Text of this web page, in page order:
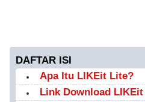
DAFTAR ISI
Apa Itu LIKEit Lite?
Link Download LIKEit